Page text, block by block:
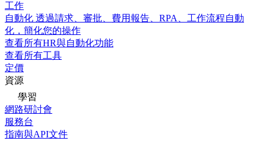
工作
自動化 透過請求、審批、費用報告、RPA、工作流程自動
化，簡化您的操作
查看所有HR與自動化功能
查看所有工具
定價
資源
學習
網路研討會
服務台
指南與API文件